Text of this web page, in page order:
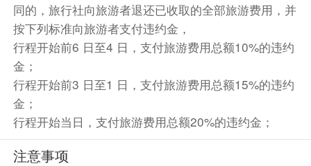
同的，旅行社向旅游者退还已收取的全部旅游费用，并
按下列标准向旅游者支付违约金，
行程开始前6 日至4 日，支付旅游费用总额10%的违约
金；
行程开始前3 日至1 日，支付旅游费用总额15%的违约
金；
行程开始当日，支付旅游费用总额20%的违约金；
注意事项